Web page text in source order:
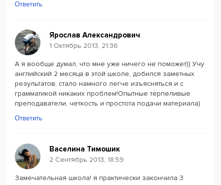
Ответить
Ярослав Александрович
1 Октябрь 2013, 21:36
А я вообще думал, что мне уже ничего не поможет)) Учу
английский 2 месяца в этой школе, добился заметных
результатов, стало намного легче изъясняться и с
грамматикой никаких проблем!Опытные терпеливые
преподаватели, четкость и простота подачи материала)
Ответить
Васелина Тимошик
2 Сентябрь 2013, 18:59
Замечательная школа! я практически закончила 3